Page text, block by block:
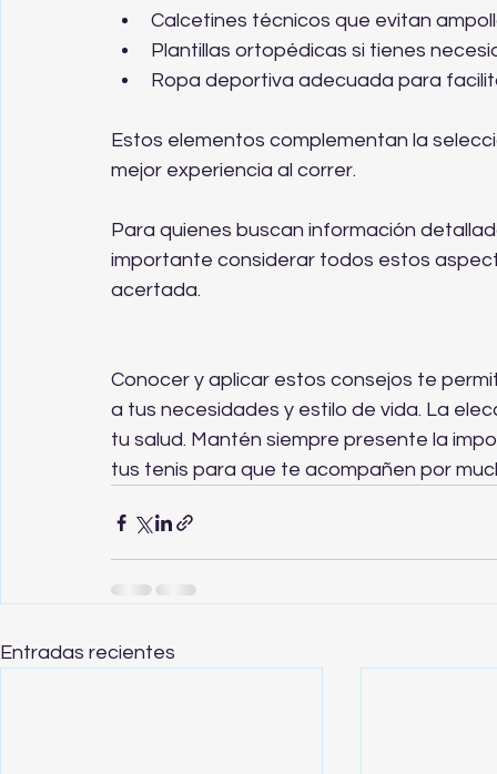
Calcetines técnicos que evitan
Plantillas ortopédicas si tienes
Ropa deportiva adecuada para
Estos elementos complementan la
mejor experiencia al correr.
Para quienes buscan información
importante considerar todos estos
acertada.
Conocer y aplicar estos consejos te
a tus necesidades y estilo de vida. La
tu salud. Mantén siempre presente la
tus tenis para que te acompañen por
Entradas recientes